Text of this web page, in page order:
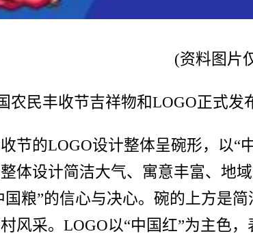
(资料图片
农民丰收节吉祥物和LOGO正式发
节的LOGO设计整体呈碗形，以“
体设计简洁大气、寓意丰富、地
国粮”的信心与决心。碗的上方是
风采。LOGO以“中国红”为主色